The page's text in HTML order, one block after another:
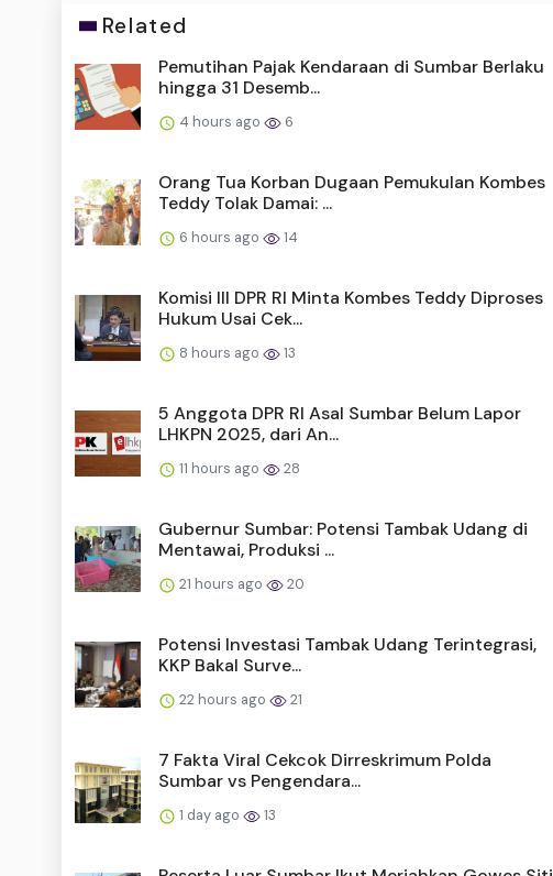
Related
Pemutihan Pajak Kendaraan di Sumbar Berlaku
hingga 31 Desemb...
4 hours ago 6
Orang Tua Korban Dugaan Pemukulan Kombes
Teddy Tolak Damai: ...
6 hours ago 14
Komisi III DPR RI Minta Kombes Teddy Diproses
Hukum Usai Cek...
8 hours ago 13
5 Anggota DPR RI Asal Sumbar Belum Lapor
LHKPN 2025, dari An...
11 hours ago 28
Gubernur Sumbar: Potensi Tambak Udang di
Mentawai, Produksi ...
21 hours ago 20
Potensi Investasi Tambak Udang Terintegrasi,
KKP Bakal Surve...
22 hours ago 21
7 Fakta Viral Cekcok Dirreskrimum Polda
Sumbar vs Pengendara...
1 day ago 13